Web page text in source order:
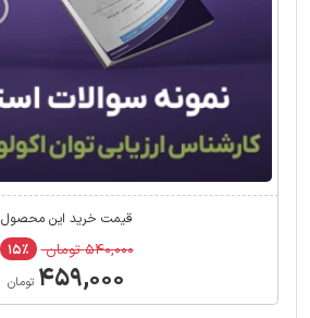
قیمت خرید این محصول
۵۴۰,۰۰۰ تومان ۱۵٪
۴۵۹,۰۰۰ تومان